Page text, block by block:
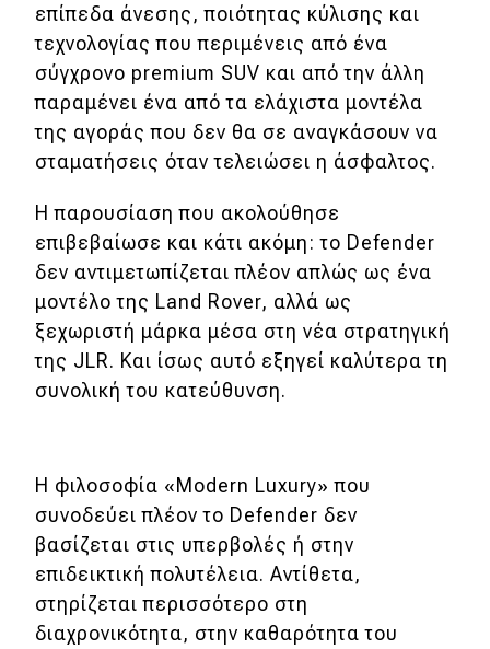
επίπεδα άνεσης, ποιότητας κύλισης και
τεχνολογίας που περιμένεις από ένα
σύγχρονο premium SUV και από την άλλη
παραμένει ένα από τα ελάχιστα μοντέλα
της αγοράς που δεν θα σε αναγκάσουν να
σταματήσεις όταν τελειώσει η άσφαλτος.
Η παρουσίαση που ακολούθησε
επιβεβαίωσε και κάτι ακόμη: το Defender
δεν αντιμετωπίζεται πλέον απλώς ως ένα
μοντέλο της Land Rover, αλλά ως
ξεχωριστή μάρκα μέσα στη νέα στρατηγική
της JLR. Και ίσως αυτό εξηγεί καλύτερα τη
συνολική του κατεύθυνση.
Η φιλοσοφία «Modern Luxury» που
συνοδεύει πλέον το Defender δεν
βασίζεται στις υπερβολές ή στην
επιδεικτική πολυτέλεια. Αντίθετα,
στηρίζεται περισσότερο στη
διαχρονικότητα, στην καθαρότητα του